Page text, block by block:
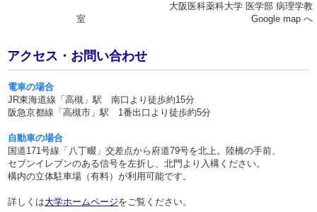
大阪医科薬科大学 医学部 病理学教
室 Google map へ
アクセス・お問い合わせ
電車の場合
JR東海道線「高槻」駅 南口より徒歩約15分
阪急京都線「高槻市」駅 1番出口より徒歩約5分
自動車の場合
国道171号線「八丁畷」交差点から府道79号を北上。陸橋の手前、
セブンイレブンのある信号を左折し、北門より入構ください。
構内の立体駐車場（有料）が利用可能です。
詳しくは大学ホームページをご覧ください。